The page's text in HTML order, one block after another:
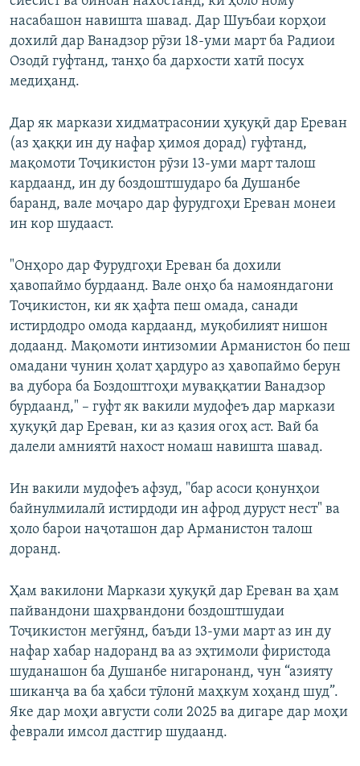
насабашон навишта шавад. Дар Шуъбаи корҳои
дохилӣ дар Ванадзор рӯзи 18-уми март ба Радиои
Озодӣ гуфтанд, танҳо ба дархости хатӣ посух
медиҳанд.
Дар як маркази хидматрасонии ҳуқуқӣ дар Ереван
(аз ҳаққи ин ду нафар ҳимоя дорад) гуфтанд,
мақомоти Тоҷикистон рӯзи 13-уми март талош
кардаанд, ин ду боздоштшударо ба Душанбе
баранд, вале моҷаро дар фурудгоҳи Ереван монеи
ин кор шудааст.
"Онҳоро дар Фурудгоҳи Ереван ба дохили
ҳавопаймо бурдаанд. Вале онҳо ба намояндагони
Тоҷикистон, ки як ҳафта пеш омада, санади
истирдодро омода кардаанд, муқобилият нишон
додаанд. Мақомоти интизомии Арманистон бо пеш
омадани чунин ҳолат ҳардуро аз ҳавопаймо берун
ва дубора ба Боздоштгоҳи муваққатии Ванадзор
бурдаанд," – гуфт як вакили мудофеъ дар маркази
ҳуқуқӣ дар Ереван, ки аз қазия огоҳ аст. Вай ба
далели амниятӣ нахост номаш навишта шавад.
Ин вакили мудофеъ афзуд, "бар асоси қонунҳои
байнулмилалӣ истирдоди ин афрод дуруст нест" ва
ҳоло барои наҷоташон дар Арманистон талош
доранд.
Ҳам вакилони Маркази ҳуқуқӣ дар Ереван ва ҳам
пайвандони шаҳрвандони боздоштшудаи
Тоҷикистон мегӯянд, баъди 13-уми март аз ин ду
нафар хабар надоранд ва аз эҳтимоли фиристода
шуданашон ба Душанбе нигаронанд, чун “азияту
шиканҷа ва ба ҳабси тӯлонӣ маҳкум хоҳанд шуд”.
Яке дар моҳи августи соли 2025 ва дигаре дар моҳи
феврали имсол дастгир шудаанд.